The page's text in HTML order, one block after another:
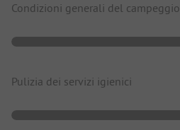
Condizioni generali del campeggio
Pulizia dei servizi igienici